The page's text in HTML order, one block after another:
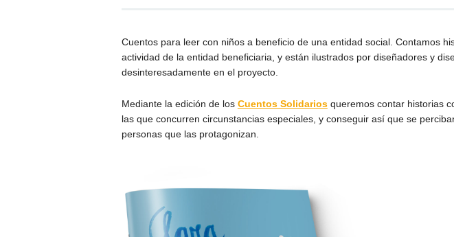
Cuentos para leer con niños a beneficio de una entidad social. Contamos
actividad de la entidad beneficiaria, y están ilustrados por diseñadores y
desinteresadamente en el proyecto.
Mediante la edición de los Cuentos Solidariosqueremos contar historias
las que concurren circunstancias especiales, y conseguir así que se
personas que las protagonizan.